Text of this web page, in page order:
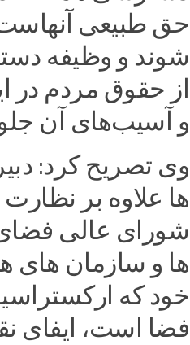
حق طبیعی آنهاست
شوند و وظیفه
از حقوق مردم در
و آسیب‌های آن
وی تصریح کرد:
ها علاوه بر
شورای عالی
ها و سازمان های
خود که
فضا است، ایفای